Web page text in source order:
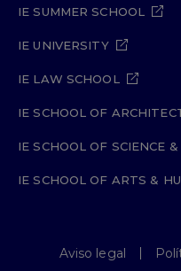
IE SUMMER SCHOOL
IE UNIVERSITY
IE LAW SCHOOL
IE SCHOOL OF
IE SCHOOL OF SCIENCE
IE SCHOOL OF ARTS &
Aviso legal